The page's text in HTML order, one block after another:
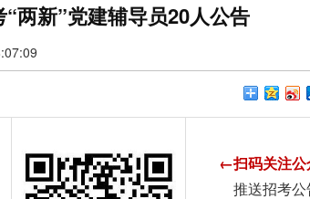
两新”党建辅导员20人公告
←扫码关注公
推送招考公